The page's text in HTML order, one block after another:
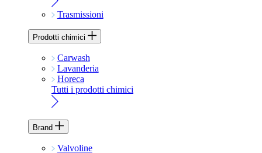
Trasmissioni
Prodotti chimici
Carwash
Lavanderia
Horeca
Tutti i prodotti chimici
Brand
Valvoline